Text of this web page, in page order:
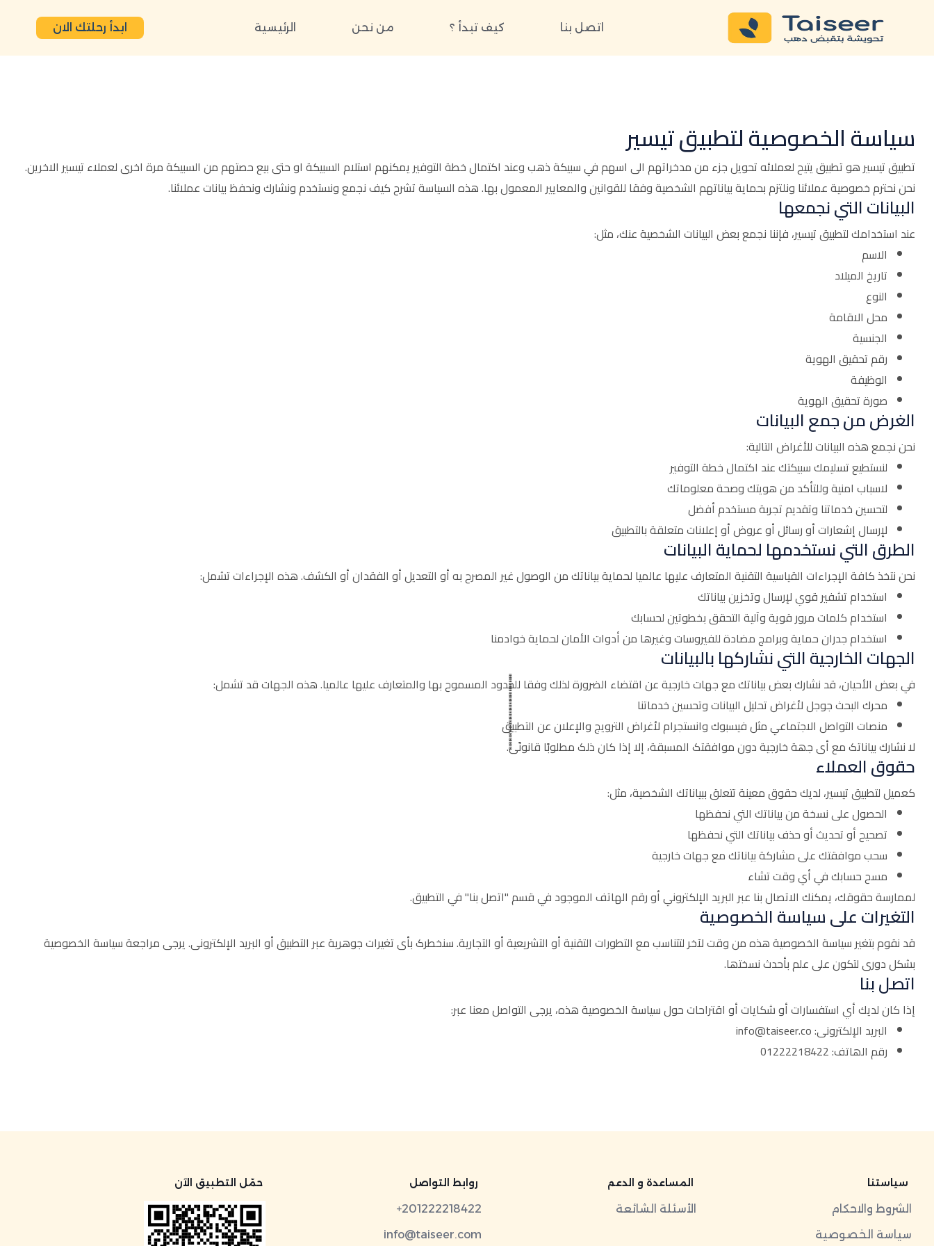
ابدأ رحلتك الان الرئيسية من نحن كيف تبدأ ؟ اتصل بنا
سياسة الخصوصية لتطبيق تيسير
تطبيق تيسير هو تطبيق يتيح لعملائه تحويل جزء من مدخراتهم الى اسهم في سبيكة ذهب وعند اكتمال خطة التوفير يمكنهم استلام السبيكة او حتى بيع حصتهم من السبيكة مرة اخرى لعملاء تيسير الاخرين.
نحن نحترم خصوصية عملائنا ونلتزم بحماية بياناتهم الشخصية وفقا للقوانين والمعايير المعمول بها. هذه السياسة تشرح كيف نجمع ونستخدم ونشارك ونحفظ بيانات عملائنا.
البيانات التي نجمعها
عند استخدامك لتطبيق تيسير، فإننا نجمع بعض البيانات الشخصية عنك، مثل:
الاسم
تاريخ الميلاد
النوع
محل الاقامة
الجنسية
رقم تحقيق الهوية
الوظيفة
صورة تحقيق الهوية
الغرض من جمع البيانات
نحن نجمع هذه البيانات للأغراض التالية:
لنستطيع تسليمك سبيكتك عند اكتمال خطة التوفير
لاسباب امنية وللتأكد من هويتك وصحة معلوماتك
لتحسين خدماتنا وتقديم تجربة مستخدم أفضل
لإرسال إشعارات أو رسائل أو عروض أو إعلانات متعلقة بالتطبيق
الطرق التي نستخدمها لحماية البيانات
نحن نتخذ كافة الإجراءات القياسية التقنية المتعارف عليها عالميا لحماية بياناتك من الوصول غير المصرح به أو التعديل أو الفقدان أو الكشف. هذه الإجراءات تشمل:
استخدام تشفير قوي لإرسال وتخزين بياناتك
استخدام كلمات مرور قوية وآلية التحقق بخطوتين لحسابك
استخدام جدران حماية وبرامج مضادة للفيروسات وغيرها من أدوات الأمان لحماية خوادمنا
الجهات الخارجية التي نشاركها بالبيانات
في بعض الأحيان، قد نشارك بعض بياناتك مع جهات خارجية عن اقتضاء الضرورة لذلك وفقا للحدود المسموح بها والمتعارف عليها عالميا. هذه الجهات قد تشمل:
محرك البحث جوجل لأغراض تحليل البيانات وتحسين خدماتنا
منصات التواصل الاجتماعي مثل فيسبوك وانستجرام لأغراض الترویج والإعلان عن التطبیق
لا نشارك بیاناتک مع أی جھة خارجیة دون موافقتک المسبقة، إلا إذا كان ذلک مطلوبًا قانونًیًًًًًًًًًًًًًًًًًّّّّّّّّّّّّّّّّّ.
حقوق العملاء
كعميل لتطبيق تيسير، لديك حقوق معينة تتعلق ببياناتك الشخصية، مثل:
الحصول على نسخة من بياناتك التي نحفظها
تصحيح أو تحديث أو حذف بياناتك التي نحفظها
سحب موافقتك على مشاركة بياناتك مع جهات خارجية
مسح حسابك في أي وقت تشاء
لممارسة حقوقك، يمكنك الاتصال بنا عبر البريد الإلكتروني أو رقم الهاتف الموجود في قسم "اتصل بنا" في التطبيق.
التغيرات على سياسة الخصوصية
قد نقوم بتغير سياسة الخصوصية هذه من وقت لآخر لتتناسب مع التطورات التقنية أو التشریعیة أو التجاریة. سنخطرک بأی تغیرات جوھریة عبر التطبیق أو البرید الإلکترونی. یرجى مراجعة سیاسة الخصوصیة
بشکل دوری لتکون على علم بأحدث نسختھا.
اتصل بنا
إذا كان لديك أي استفسارات أو شکایات أو اقتراحات حول سیاسة الخصوصیة ھذه، یرجى التواصل معنا عبر:
البرید الإلکترونی: info@taiseer.co
رقم الھاتف: 01222218422
+201222218422
info@taiseer.com
الأسئلة الشائعة
الشروط والاحكام
سياسة الخصوصية